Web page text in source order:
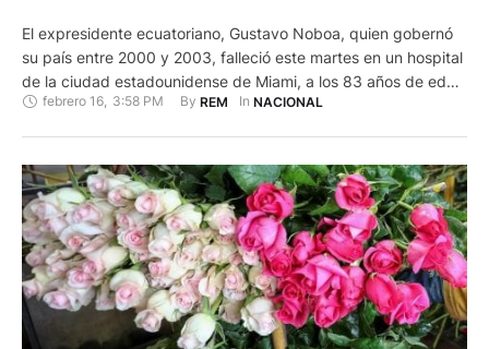
El expresidente ecuatoriano, Gustavo Noboa, quien gobernó
su país entre 2000 y 2003, falleció este martes en un hospital
de la ciudad estadounidense de Miami, a los 83 años de edad
y tras sufrir un paro cardiaco cuando se recuperaba de una
febrero 16, 3:58 PM By REM In NACIONAL